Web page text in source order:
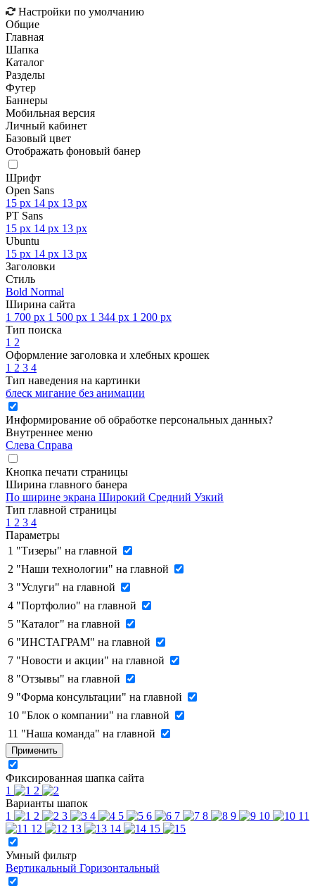
Настройки по умолчанию
Общие
Главная
Шапка
Каталог
Разделы
Футер
Баннеры
Мобильная версия
Личный кабинет
Базовый цвет
Отображать фоновый банер
Шрифт
Open Sans
15 px 14 px 13 px
PT Sans
15 px 14 px 13 px
Ubuntu
15 px 14 px 13 px
Заголовки
Стиль
Bold Normal
Ширина сайта
1 700 px 1 500 px 1 344 px 1 200 px
Тип поиска
1 2
Оформление заголовка и хлебных крошек
1 2 3 4
Тип наведения на картинки
блеск мигание без анимации
Информирование об обработке персональных данных?
Внутреннее меню
Слева Справа
Кнопка печати страницы
Ширина главного банера
По ширине экрана Широкий Средний Узкий
Тип главной страницы
1 2 3 4
Параметры
1 "Тизеры" на главной
2 "Наши технологии" на главной
3 "Услуги" на главной
4 "Портфолио" на главной
5 "Каталог" на главной
6 "ИНСТАГРАМ" на главной
7 "Новости и акции" на главной
8 "Отзывы" на главной
9 "Форма консультации" на главной
10 "Блок о компании" на главной
11 "Наша команда" на главной
Применить
Фиксированная шапка сайта
1
2
Варианты шапок
1
2 3 4 5 6 7 8 9 10
11
12
13 14 15
Умный фильтр
Вертикальный Горизонтальный